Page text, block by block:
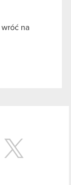
wróć na